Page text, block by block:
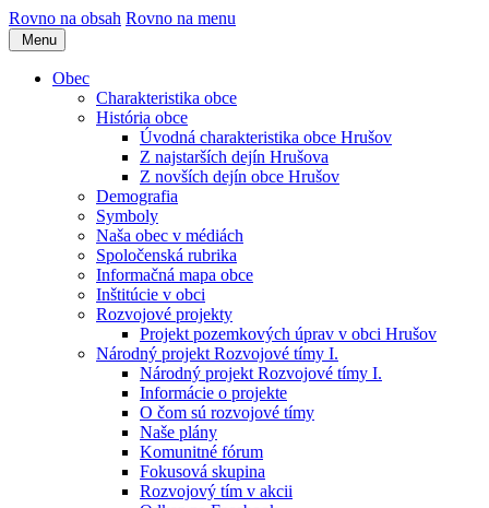
Rovno na obsah Rovno na menu
Menu
Obec
Charakteristika obce
História obce
Úvodná charakteristika obce Hrušov
Z najstarších dejín Hrušova
Z novších dejín obce Hrušov
Demografia
Symboly
Naša obec v médiách
Spoločenská rubrika
Informačná mapa obce
Inštitúcie v obci
Rozvojové projekty
Projekt pozemkových úprav v obci Hrušov
Národný projekt Rozvojové tímy I.
Národný projekt Rozvojové tímy I.
Informácie o projekte
O čom sú rozvojové tímy
Naše plány
Komunitné fórum
Fokusová skupina
Rozvojový tím v akcii